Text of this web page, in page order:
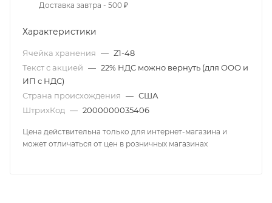
Доставка завтра - 500 ₽
Характеристики
Ячейка хранения — Z1-48
Текст с акцией — 22% НДС можно вернуть (для ООО и
ИП с НДС)
Страна происхождения — США
ШтрихКод — 2000000035406
Цена действительна только для интернет-магазина и
может отличаться от цен в розничных магазинах